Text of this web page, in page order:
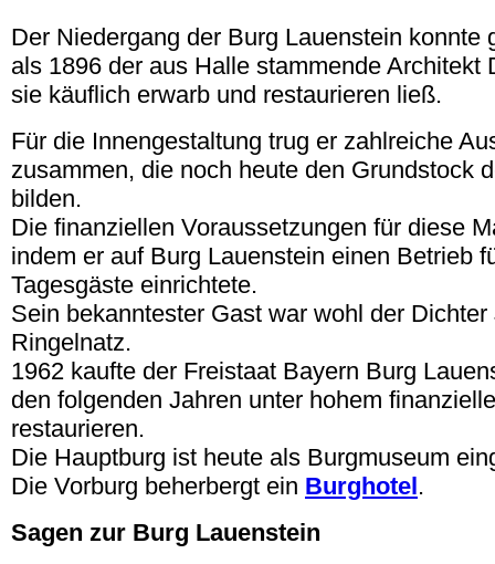
Der Niedergang der Burg Lauenstein konnte
als 1896 der aus Halle stammende Architekt
sie käuflich erwarb und restaurieren ließ.
Für die Innengestaltung trug er zahlreiche
zusammen, die noch heute den Grundstock
bilden.
Die finanziellen Voraussetzungen für diese
indem er auf Burg Lauenstein einen Betrieb
Tagesgäste einrichtete.
Sein bekanntester Gast war wohl der Dichter
Ringelnatz.
1962 kaufte der Freistaat Bayern Burg
den folgenden Jahren unter hohem
restaurieren.
Die Hauptburg ist heute als Burgmuseum
Die Vorburg beherbergt ein Burghotel.
Sagen zur Burg Lauenstein